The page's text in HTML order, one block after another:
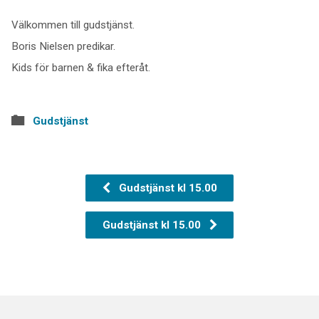
Välkommen till gudstjänst.
Boris Nielsen predikar.
Kids för barnen & fika efteråt.
Gudstjänst
Gudstjänst kl 15.00
Gudstjänst kl 15.00